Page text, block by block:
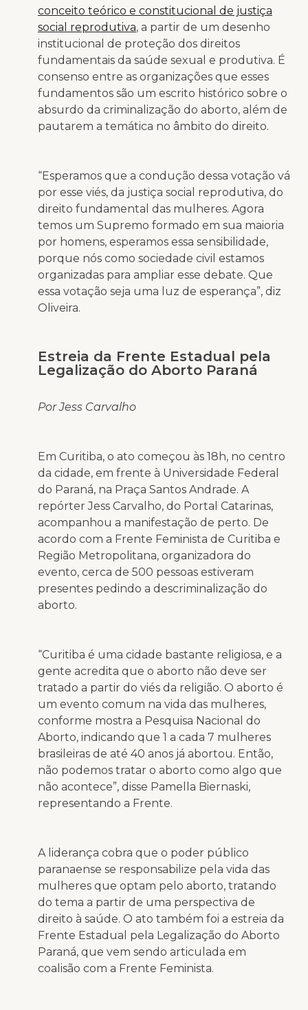
conceito teórico e constitucional de justiça
social reprodutiva, a partir de um desenho
institucional de proteção dos direitos
fundamentais da saúde sexual e produtiva. É
consenso entre as organizações que esses
fundamentos são um escrito histórico sobre o
absurdo da criminalização do aborto, além de
pautarem a temática no âmbito do direito.
“Esperamos que a condução dessa votação vá
por esse viés, da justiça social reprodutiva, do
direito fundamental das mulheres. Agora
temos um Supremo formado em sua maioria
por homens, esperamos essa sensibilidade,
porque nós como sociedade civil estamos
organizadas para ampliar esse debate. Que
essa votação seja uma luz de esperança”, diz
Oliveira.
Estreia da Frente Estadual pela
Legalização do Aborto Paraná
Por Jess Carvalho
Em Curitiba, o ato começou às 18h, no centro
da cidade, em frente à Universidade Federal
do Paraná, na Praça Santos Andrade. A
repórter Jess Carvalho, do Portal Catarinas,
acompanhou a manifestação de perto. De
acordo com a Frente Feminista de Curitiba e
Região Metropolitana, organizadora do
evento, cerca de 500 pessoas estiveram
presentes pedindo a descriminalização do
aborto.
“Curitiba é uma cidade bastante religiosa, e a
gente acredita que o aborto não deve ser
tratado a partir do viés da religião. O aborto é
um evento comum na vida das mulheres,
conforme mostra a Pesquisa Nacional do
Aborto, indicando que 1 a cada 7 mulheres
brasileiras de até 40 anos já abortou. Então,
não podemos tratar o aborto como algo que
não acontece”, disse Pamella Biernaski,
representando a Frente.
A liderança cobra que o poder público
paranaense se responsabilize pela vida das
mulheres que optam pelo aborto, tratando
do tema a partir de uma perspectiva de
direito à saúde. O ato também foi a estreia da
Frente Estadual pela Legalização do Aborto
Paraná, que vem sendo articulada em
coalisão com a Frente Feminista.